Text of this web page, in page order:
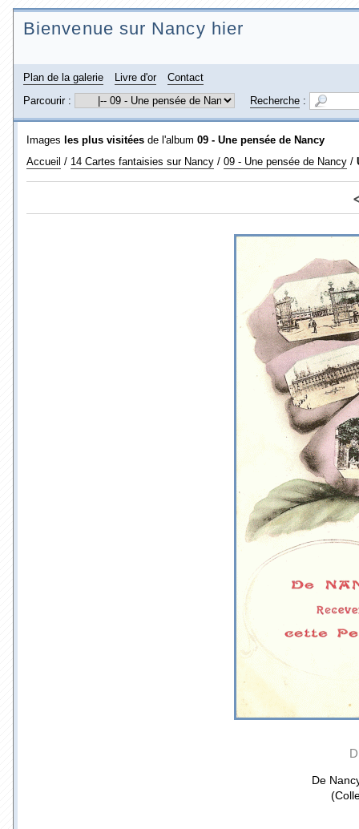
Bienvenue sur Nancy hier
Plan de la galerie Livre d'or
Contact
Parcourir :
Recherche :
Images les plus visitées de l'album 09 - Une pensée de Nancy
Accueil / 14 Cartes fantaisies sur Nancy / 09 - Une pensée de Nancy /
De